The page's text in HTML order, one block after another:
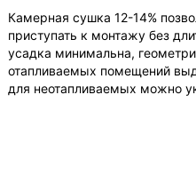
Камерная сушка 12-14%
приступать к монтажу без
усадка минимальна,
отапливаемых помещений
для неотапливаемых можно